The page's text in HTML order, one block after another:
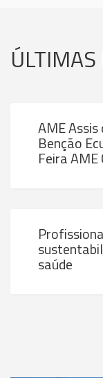
ÚLTIMAS
AME
Benção
Feira AME
saúde